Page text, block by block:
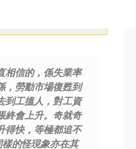
相信的，係失業率
，勞動市場復甦到
到工搵人，對工資
終會上升。奇就奇
得快，等極都追不
的怪現象亦在其